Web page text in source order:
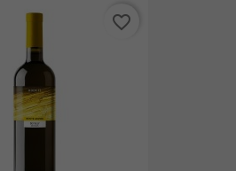
favorite_border